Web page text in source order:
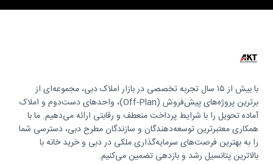
با بیش از ۱۵ سال تجربه تخصصی در بازار املاک دبی، مجموعه‌ای از
برترین پروژه‌های پیش‌فروش (Off-Plan)، واحدهای دست‌دوم و املاک
آماده تحویل را با شرایط پرداخت منعطف و رقابتی ارائه می‌دهیم. ما با
همکاری معتبرترین توسعه‌دهندگان و سازندگان مطرح دبی، دسترسی شما
را به بهترین فرصت‌های سرمایه‌گذاری ملکی در دبی و خرید خانه با
بالاترین پتانسیل رشد و بازدهی تضمین می‌کنیم.